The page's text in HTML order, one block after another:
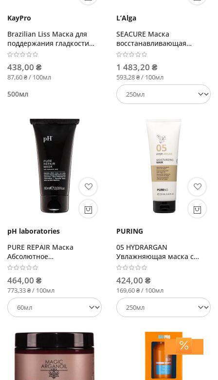
KayPro
Brazilian Liss Маска для
поддержания гладкости
выпрямленных волос
438,00 ₴
87,60 ₴ / 100мл
500мл
L’Alga
SEACURE Маска
восстанавливающая
интенсивного действия
1 483,20 ₴
593,28 ₴ / 100мл
pH laboratories
PURE REPAIR Маска
Абсолютное
восстановление
464,00 ₴
773,33 ₴ / 100мл
PURING
05 HYDRARGAN
Увлажняющая маска с
аргановым маслом
424,00 ₴
169,60 ₴ / 100мл